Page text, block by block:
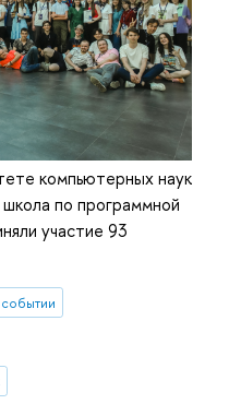
компьютерных наук
по программной
участие 93